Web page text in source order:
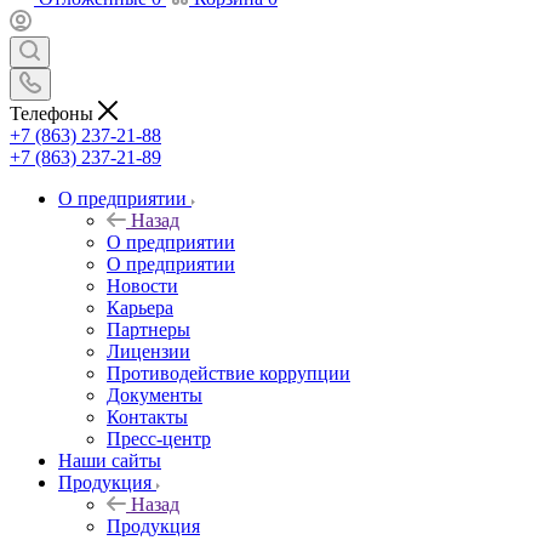
Телефоны
+7 (863) 237-21-88
+7 (863) 237-21-89
О предприятии
Назад
О предприятии
О предприятии
Новости
Карьера
Партнеры
Лицензии
Противодействие коррупции
Документы
Контакты
Пресс-центр
Наши сайты
Продукция
Назад
Продукция